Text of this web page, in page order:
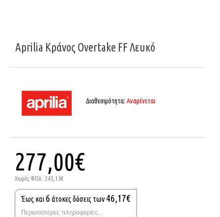
Aprilia Κράνος Overtake FF Λευκό
Διαθεσιμότητα: Αναμένεται
277,00€
Χωρίς ΦΠΑ: 245,13€
Έως και 6 άτοκες δόσεις των 46,17€
Περισσότερες πληροφορίες...